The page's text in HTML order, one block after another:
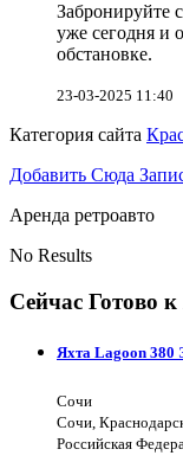
Забронируйте
уже сегодня и
обстановке.
23-03-2025 11:40
Категория сайта
Добавить Сюда
Аренда ретроавто
No Results
Сейчас Готово
Яхта Lagoon 380
Сочи
Сочи,
Российская